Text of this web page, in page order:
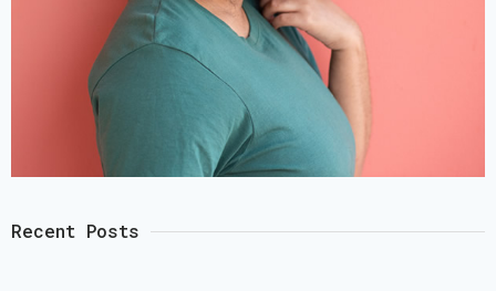
Recent Posts